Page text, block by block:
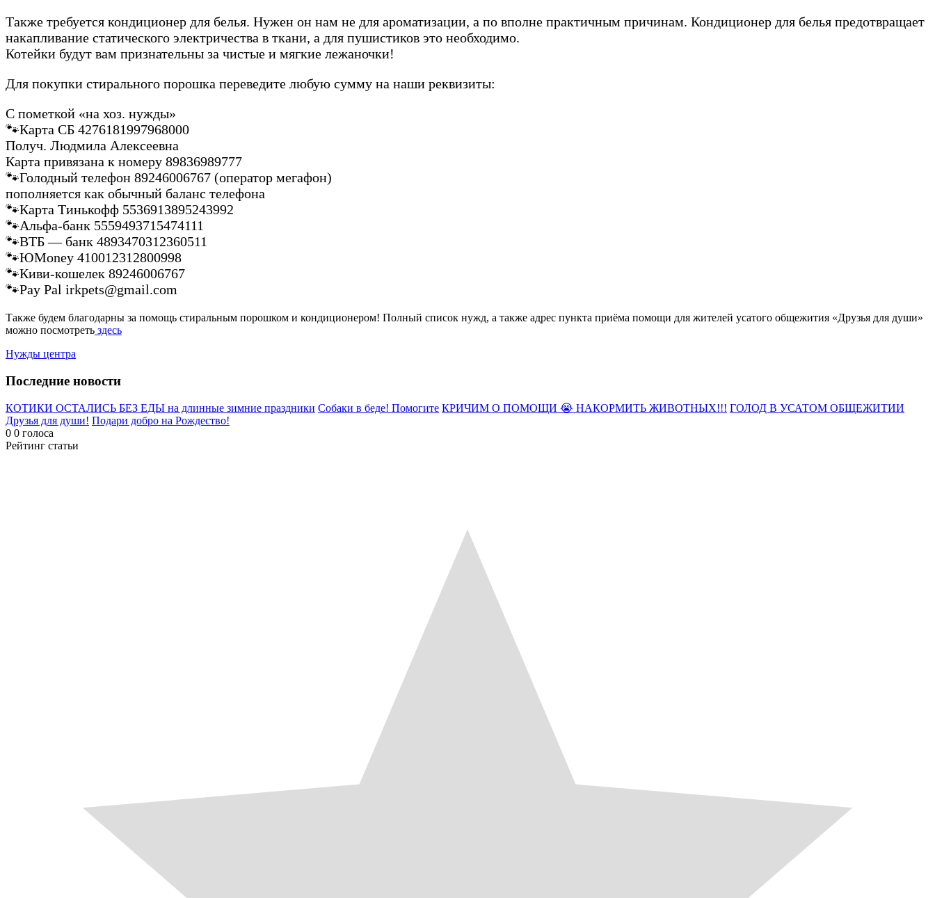
Также требуется кондиционер для белья. Нужен он нам не для ароматизации, а по вполне практичным причинам. Кондиционер для белья предотвращает
накапливание статического электричества в ткани, а для пушистиков это необходимо.
Котейки будут вам признательны за чистые и мягкие лежаночки!
Для покупки стирального порошка переведите любую сумму на наши реквизиты:
С пометкой «на хоз. нужды»
🐾Карта СБ 4276181997968000
Получ. Людмила Алексеевна
Карта привязана к номеру 89836989777
🐾Голодный телефон 89246006767 (оператор мегафон)
пополняется как обычный баланс телефона
🐾Карта Тинькофф 5536913895243992
🐾Альфа-банк 5559493715474111
🐾ВТБ — банк 4893470312360511
🐾ЮMoney 410012312800998
🐾Киви-кошелек 89246006767
🐾Pay Pal irkpets@gmail.com
Также будем благодарны за помощь стиральным порошком и кондиционером! Полный список нужд, а также адрес пункта приёма помощи для жителей усатого общежития «Друзья для души»
можно посмотреть здесь
Нужды центра
Последние новости
КОТИКИ ОСТАЛИСЬ БЕЗ ЕДЫ на длинные зимние праздники Собаки в беде! Помогите КРИЧИМ О ПОМОЩИ 😭 НАКОРМИТЬ ЖИВОТНЫХ!!! ГОЛОД В УСАТОМ ОБЩЕЖИТИИ
Друзья для души! Подари добро на Рождество!
0 0 голоса
Рейтинг статьи